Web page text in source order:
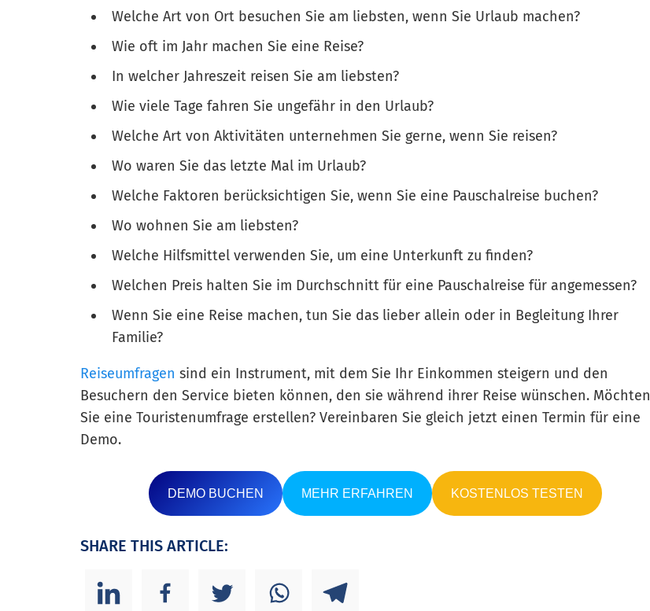
Welche Art von Ort besuchen Sie am liebsten, wenn Sie Urlaub machen?
Wie oft im Jahr machen Sie eine Reise?
In welcher Jahreszeit reisen Sie am liebsten?
Wie viele Tage fahren Sie ungefähr in den Urlaub?
Welche Art von Aktivitäten unternehmen Sie gerne, wenn Sie reisen?
Wo waren Sie das letzte Mal im Urlaub?
Welche Faktoren berücksichtigen Sie, wenn Sie eine Pauschalreise buchen?
Wo wohnen Sie am liebsten?
Welche Hilfsmittel verwenden Sie, um eine Unterkunft zu finden?
Welchen Preis halten Sie im Durchschnitt für eine Pauschalreise für angemessen?
Wenn Sie eine Reise machen, tun Sie das lieber allein oder in Begleitung Ihrer
Familie?
Reiseumfragen sind ein Instrument, mit dem Sie Ihr Einkommen steigern und den
Besuchern den Service bieten können, den sie während ihrer Reise wünschen. Möchten
Sie eine Touristenumfrage erstellen? Vereinbaren Sie gleich jetzt einen Termin für eine
Demo.
DEMO BUCHEN MEHR ERFAHREN KOSTENLOS TESTEN
SHARE THIS ARTICLE: